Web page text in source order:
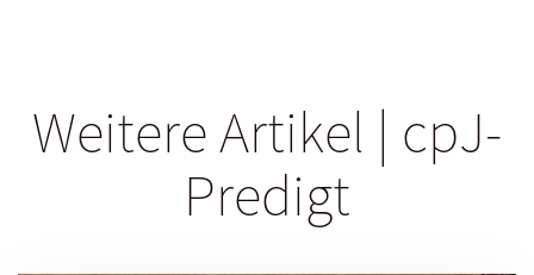
Weitere Artikel | cpJ-
Predigt